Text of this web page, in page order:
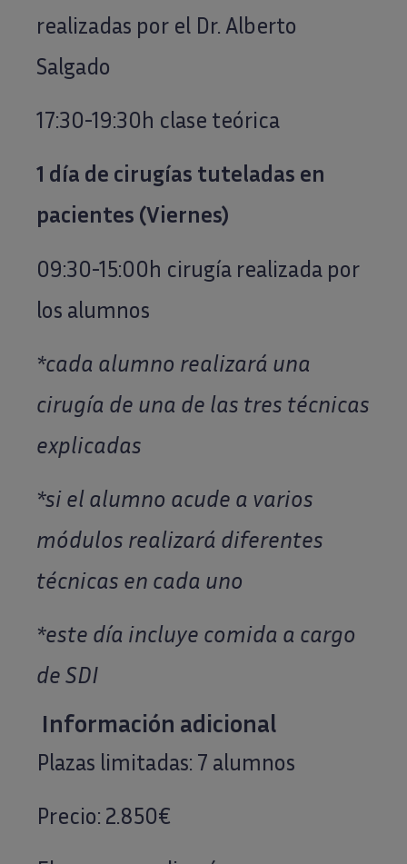
realizadas por el Dr. Alberto
Salgado
17:30-19:30h clase teórica
1 día de cirugías tuteladas en
pacientes (Viernes)
09:30-15:00h cirugía realizada por
los alumnos
*cada alumno realizará una
cirugía de una de las tres técnicas
explicadas
*si el alumno acude a varios
módulos realizará diferentes
técnicas en cada uno
*este día incluye comida a cargo
de SDI
Información adicional
Plazas limitadas: 7 alumnos
Precio: 2.850€